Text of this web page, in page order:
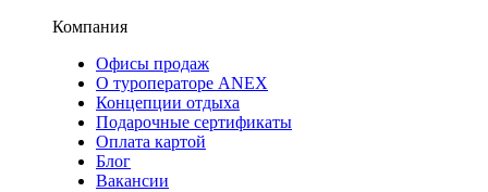
Компания
Офисы продаж
О туроператоре ANEX
Концепции отдыха
Подарочные сертификаты
Оплата картой
Блог
Вакансии